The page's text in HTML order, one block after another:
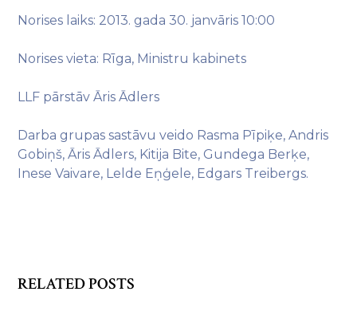
Norises laiks: 2013. gada 30. janvāris 10:00
Norises vieta: Rīga, Ministru kabinets
LLF pārstāv Āris Ādlers
Darba grupas sastāvu veido Rasma Pīpiķe, Andris
Gobiņš, Āris Ādlers, Kitija Bite, Gundega Berķe,
Inese Vaivare, Lelde Eņģele, Edgars Treibergs.
RELATED POSTS